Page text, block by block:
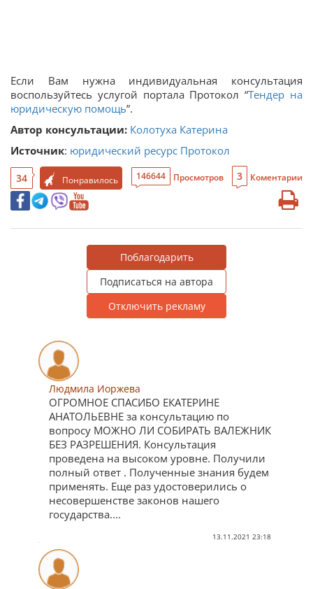
Если Вам нужна индивидуальная консультация
воспользуйтесь услугой портала Протокол “Тендер на
юридическую помощь”.
Автор консультации: Колотуха Катерина
Источник: юридический ресурс Протокол
34 Понравилось 146644 Просмотров 3 Коментарии
Поблагодарить
Подписаться на автора
Отключить рекламу
Людмила Иоржева
ОГРОМНОЕ СПАСИБО ЕКАТЕРИНЕ
АНАТОЛЬЕВНЕ за консультацию по
вопросу МОЖНО ЛИ СОБИРАТЬ ВАЛЕЖНИК
БЕЗ РАЗРЕШЕНИЯ. Консультация
проведена на высоком уровне. Получили
полный ответ . Полученные знания будем
применять. Еще раз удостоверились о
несовершенстве законов нашего
государства....
13.11.2021 23:18